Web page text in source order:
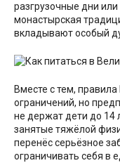
разгрузочные дни
монастырская
вкладывают особый
Вместе с тем, правила
ограничений, но
не держат дети до 14
занятые тяжёлой
перенёс серьёзное
ограничивать себя в